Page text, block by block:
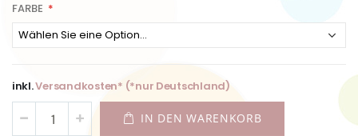
FARBE
inkl.Versandkosten* (*nur Deutschland)
IN DEN WARENKORB